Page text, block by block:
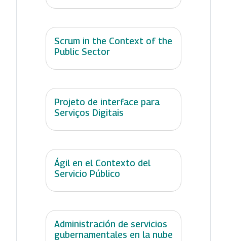
Scrum in the Context of the
Public Sector
Projeto de interface para
Serviços Digitais
Ágil en el Contexto del
Servicio Público
Administración de servicios
gubernamentales en la nube